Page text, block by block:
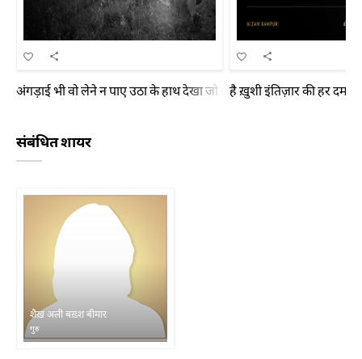
अंगड़ाई भी वो लेने न पाए उठा के हाथ देखा जो मुझ को छोड़ दिए मुस्कुरा के हाथ
है ख़ुशी इंतिज़ार की हर दम
संबंधित शायर
शैख़ अली बख़्श बीमार
गुरु